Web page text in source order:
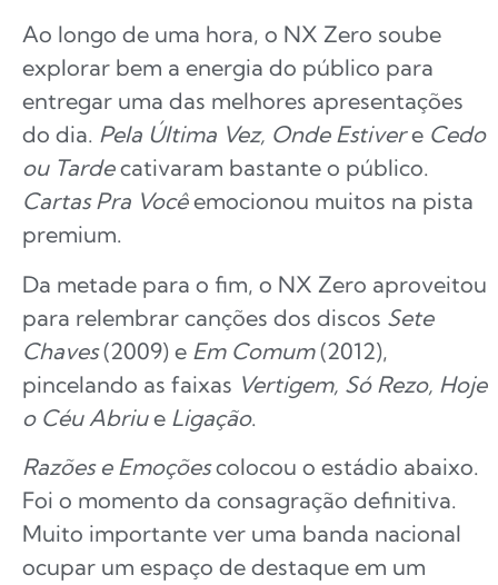
Ao longo de uma hora, o NX Zero soube
explorar bem a energia do público para
entregar uma das melhores apresentações
do dia. Pela Última Vez, Onde Estivere Cedo
ou Tardecativaram bastante o público.
Cartas Pra Vocêemocionou muitos na pista
premium.
Da metade para o fim, o NX Zero aproveitou
para relembrar canções dos discos Sete
Chaves(2009) e Em Comum(2012),
pincelando as faixas Vertigem, Só Rezo, Hoje
o Céu Abriue Ligação.
Razões e Emoçõescolocou o estádio abaixo.
Foi o momento da consagração definitiva.
Muito importante ver uma banda nacional
ocupar um espaço de destaque em um